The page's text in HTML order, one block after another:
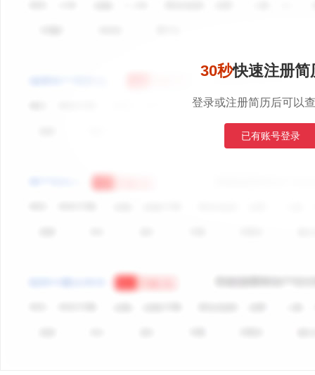
30秒快速注册简
登录或注册简历后可以
已有账号登录